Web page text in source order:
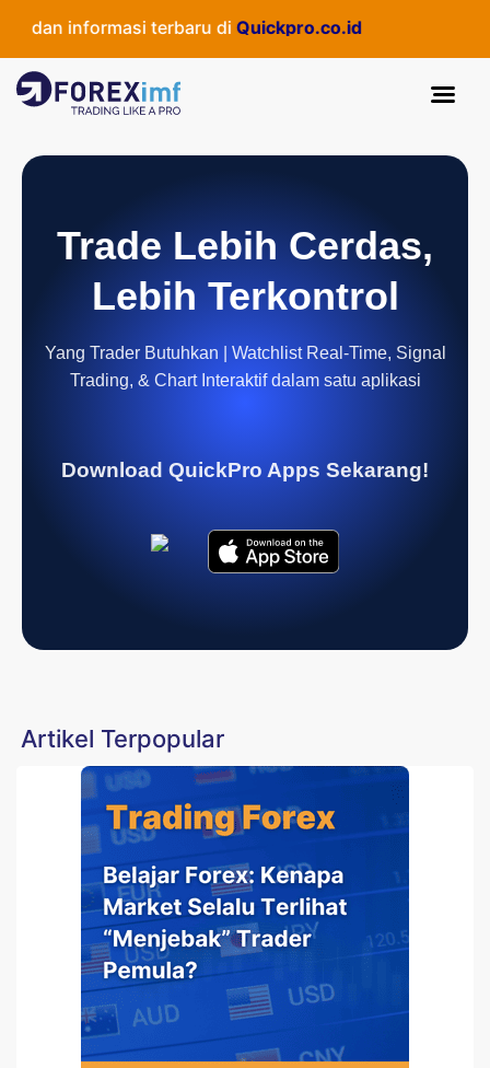
informasi terbaru diQuickpro.co.id
Trade Lebih Cerdas,
Lebih Terkontrol
Yang Trader Butuhkan | Watchlist Real-Time, Signal
Trading, & Chart Interaktif dalam satu aplikasi
Download QuickPro Apps Sekarang!
Artikel Terpopular